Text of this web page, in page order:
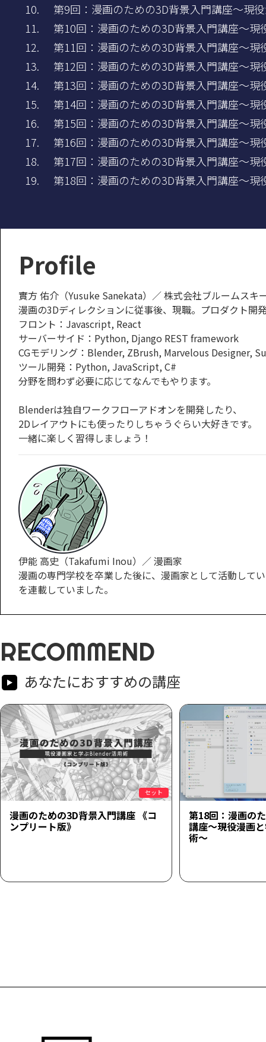
第9回：漫画のための3D背景入門講座～現
第10回：漫画のための3D背景入門講座～
第11回：漫画のための3D背景入門講座～
第12回：漫画のための3D背景入門講座～
第13回：漫画のための3D背景入門講座～
第14回：漫画のための3D背景入門講座～
第15回：漫画のための3D背景入門講座～
第16回：漫画のための3D背景入門講座～
第17回：漫画のための3D背景入門講座～
第18回：漫画のための3D背景入門講座～
Profile
實方 佑介（Yusuke Sanekata）／ 株式会社ブルームス
漫画の3Dディレクションに従事後、現職。プロダクト開
フロント：Javascript, React
サーバーサイド：Python, Django REST framework
CGモデリング：Blender, ZBrush, Marvelous Designer,
ツール開発：Python, JavaScript, C#
分野を問わず必要に応じてなんでもやります。
Blenderは独自ワークフローアドオンを開発したり、
2Dレイアウトにも使ったりしちゃうぐらい大好きです。
一緒に楽しく習得しましょう！
伊能 高史（Takafumi Inou）／ 漫画家
漫画の専門学校を卒業した後に、漫画家として活動して
を連載していました。
RECOMMEND
あなたにおすすめの講座
セット
漫画のための3D背景入門講座 《コ
ンプリート版》
第18回：漫画の
講座～現役漫画
術～